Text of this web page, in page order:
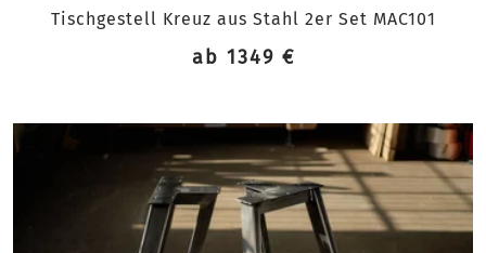
Tischgestell Kreuz aus Stahl 2er Set MAC101
ab 1349 €